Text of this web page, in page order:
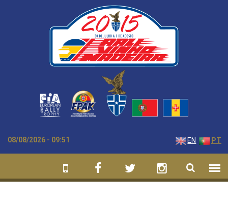
Passar para o conteúdo principal
08/08/2026 - 09:51 EN PT